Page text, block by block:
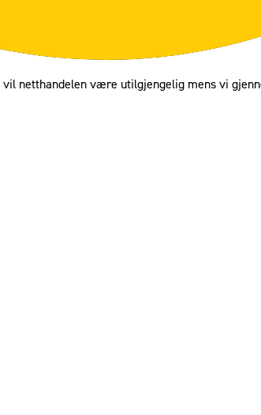
netthandelen være utilgjengelig mens vi